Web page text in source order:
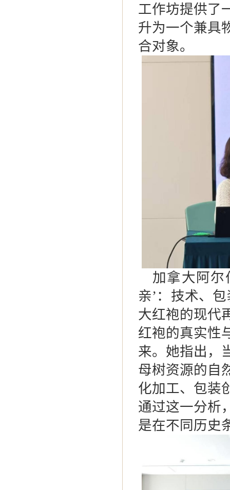
工作坊提供了
升为一个兼具
合对象。
加拿大阿尔
亲’ ：技术、
大红袍的现代
红袍的真实性
来。她指出，
母树资源的自
化加工、包装
通过这一分析
是在不同历史